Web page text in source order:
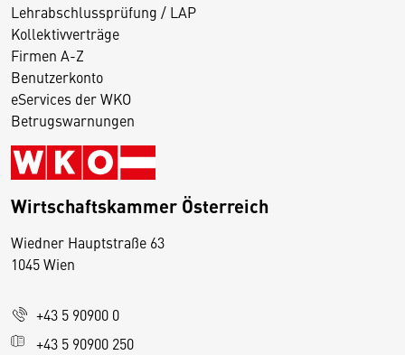
Lehrabschlussprüfung / LAP
Kollektivverträge
Firmen A-Z
Benutzerkonto
eServices der WKO
Betrugswarnungen
Wirtschaftskammer Österreich
Wiedner Hauptstraße 63
1045 Wien
+43 5 90900 0
+43 5 90900 250
D
s
e